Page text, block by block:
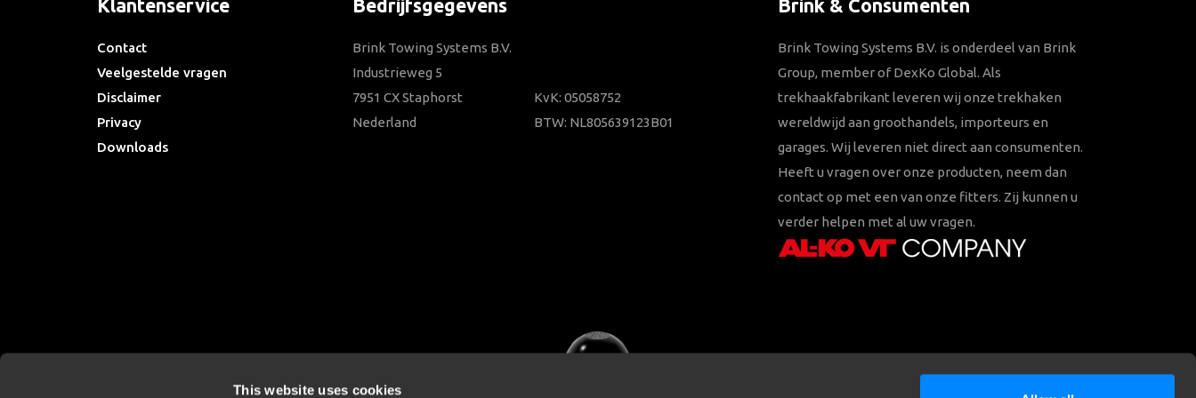
This website uses cookies
Klantenservice
Contact
Veelgestelde vragen
Disclaimer
Privacy
Downloads
Bedrijfsgegevens
Brink Towing Systems B.V.
Industrieweg 5
7951 CX Staphorst
Nederland
KvK: 05058752
BTW: NL805639123B01
Brink & Consumenten
Brink Towing Systems B.V. is onderdeel van Brink
Group, member of DexKo Global. Als
trekhaakfabrikant leveren wij onze trekhaken
wereldwijd aan groothandels, importeurs en
garages. Wij leveren niet direct aan consumenten.
Heeft u vragen over onze producten, neem dan
contact op met een van onze fitters. Zij kunnen u
verder helpen met al uw vragen.